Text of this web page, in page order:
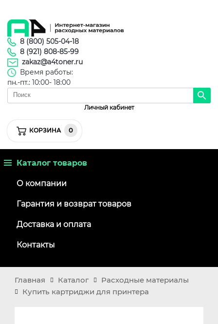
8 (800) 505-04-18
8 (921) 808-85-99
zakaz@a4toner.ru
Время работы:
пн.-пт.: 10:00- 18:00
Личный кабинет
КОРЗИНА 0
Каталог товаров
О компании
Гарантия и возврат товаров
Доставка и оплата
Контакты
Главная Каталог
Расходные материалы
Купить картриджи для принтера